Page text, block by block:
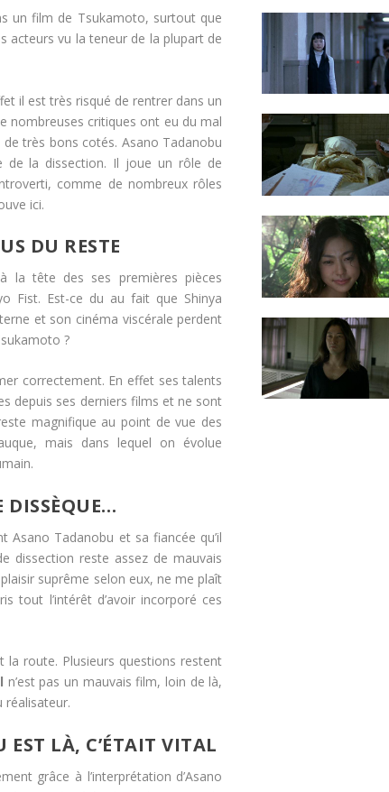
un film de Tsukamoto, surtout que
acteurs vu la teneur de la plupart de
il est très risqué de rentrer dans un
nombreuses critiques ont eu du mal
très bons cotés. Asano Tadanobu
de la dissection. Il joue un rôle de
comme de nombreux rôles
ici.
DU RESTE
la tête des ses premières pièces
Fist. Est-ce du au fait que Shinya
et son cinéma viscérale perdent
?
correctement. En effet ses talents
depuis ses derniers films et ne sont
magnifique au point de vue des
mais dans lequel on évolue
DISSÈQUE…
Asano Tadanobu et sa fiancée qu’il
dissection reste assez de mauvais
suprême selon eux, ne me plaît
tout l’intérêt d’avoir incorporé ces
route. Plusieurs questions restent
n’est pas un mauvais film, loin de là,
réalisateur.
LÀ, C’ÉTAIT VITAL
grâce à l’interprétation d’Asano